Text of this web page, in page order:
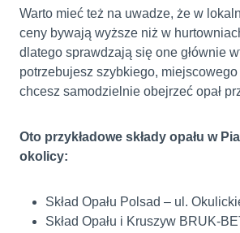
Warto mieć też na uwadze, że w
ceny bywają wyższe niż w
dlatego sprawdzają się one głównie
potrzebujesz szybkiego,
chcesz samodzielnie obejrzeć opał
Oto przykładowe składy opału w
okolicy:
Skład Opału Polsad – ul.
Skład Opału i Kruszyw BRUK-